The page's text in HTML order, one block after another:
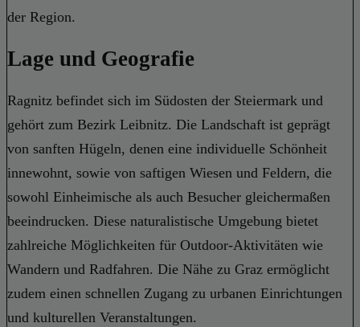
der Region.
Lage und Geografie
Ragnitz befindet sich im Südosten der Steiermark und
gehört zum Bezirk Leibnitz. Die Landschaft ist geprägt
von sanften Hügeln, denen eine individuelle Schönheit
innewohnt, sowie von saftigen Wiesen und Feldern, die
sowohl Einheimische als auch Besucher gleichermaßen
beeindrucken. Diese naturalistische Umgebung bietet
zahlreiche Möglichkeiten für Outdoor-Aktivitäten wie
Wandern und Radfahren. Die Nähe zu Graz ermöglicht
zudem einen schnellen Zugang zu urbanen Einrichtungen
und kulturellen Veranstaltungen.